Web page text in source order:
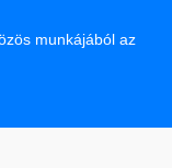
munkájából az